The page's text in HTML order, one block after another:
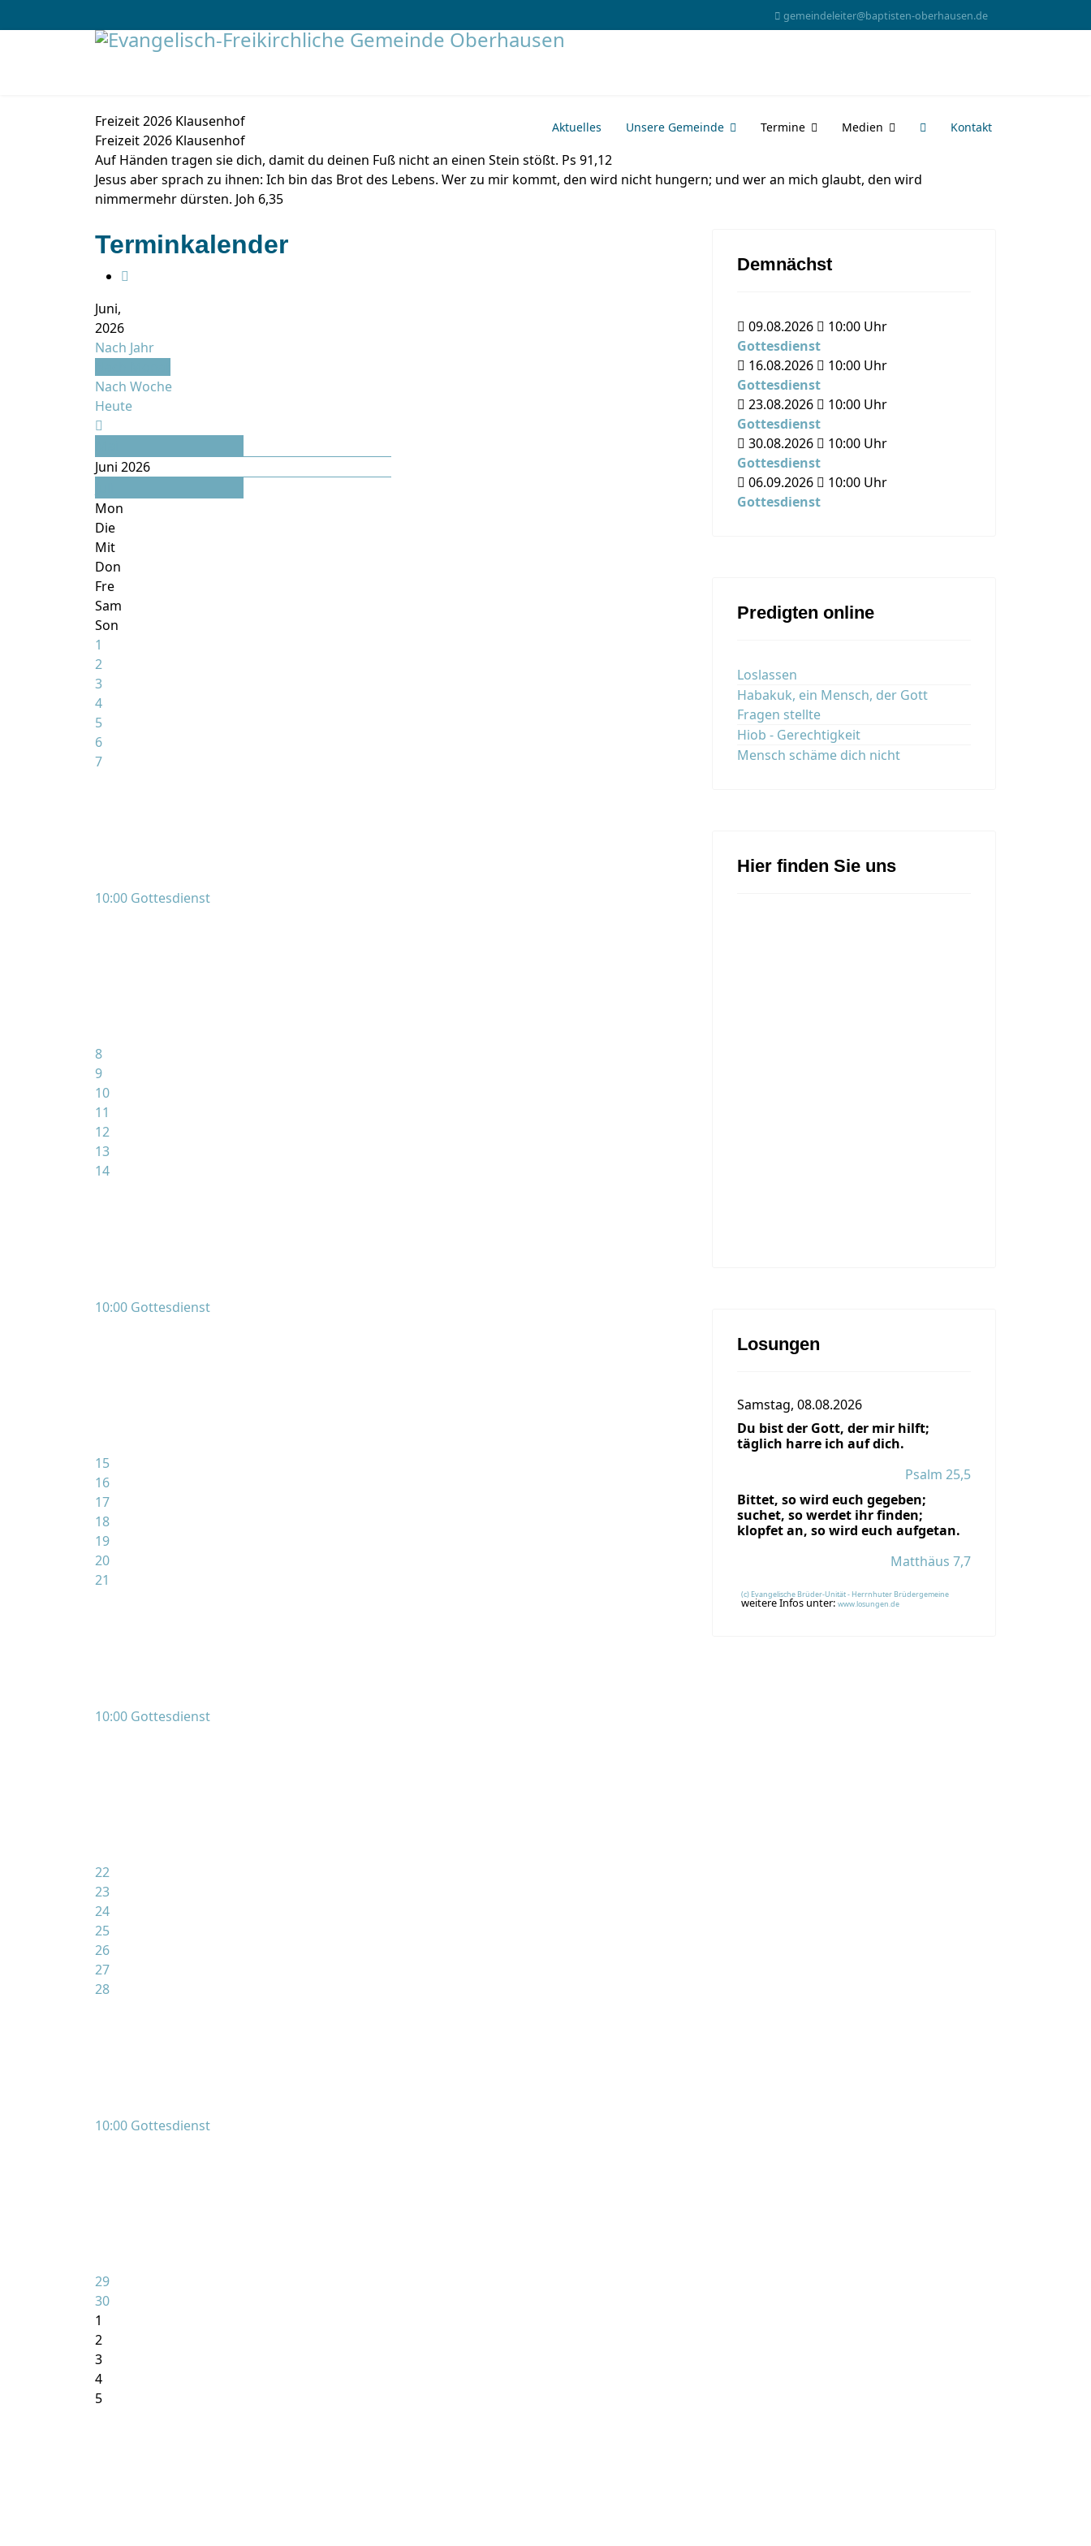
gemeindeleiter@baptisten-oberhausen.de
Aktuelles Unsere Gemeinde Termine Medien Kontakt
Freizeit 2026 Klausenhof
Freizeit 2026 Klausenhof
Auf Händen tragen sie dich, damit du deinen Fuß nicht an einen Stein stößt. Ps 91,12
Jesus aber sprach zu ihnen: Ich bin das Brot des Lebens. Wer zu mir kommt, den wird nicht hungern; und wer an mich glaubt, den wird
nimmermehr dürsten. Joh 6,35
Terminkalender
Juni,
2026
Nach Jahr
Nach Woche
Heute
Juni 2026
Mon
Die
Mit
Don
Fre
Sam
Son
1
2
3
4
5
6
7
10:00 Gottesdienst
8
9
10
11
12
13
14
10:00 Gottesdienst
15
16
17
18
19
20
21
10:00 Gottesdienst
22
23
24
25
26
27
28
10:00 Gottesdienst
29
30
1
2
3
4
5
Demnächst
09.08.2026 10:00 Uhr
Gottesdienst
16.08.2026
10:00 Uhr
Gottesdienst
23.08.2026
10:00 Uhr
Gottesdienst
30.08.2026
10:00 Uhr
Gottesdienst
06.09.2026
10:00 Uhr
Gottesdienst
Predigten online
Loslassen
Habakuk, ein Mensch, der Gott
Fragen stellte
Hiob - Gerechtigkeit
Mensch schäme dich nicht
Hier finden Sie uns
Losungen
Samstag, 08.08.2026
Du bist der Gott, der mir hilft;
täglich harre ich auf dich.
Psalm 25,5
Bittet, so wird euch gegeben;
suchet, so werdet ihr finden;
klopfet an, so wird euch aufgetan.
Matthäus 7,7
(c) Evangelische Brüder-Unität - Herrnhuter Brüdergemeine
weitere Infos unter: www.losungen.de